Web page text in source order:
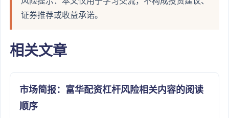
证券推荐或收益承诺。
相关文章
市场简报：富华配资杠杆风险相关内容的阅读
顺序